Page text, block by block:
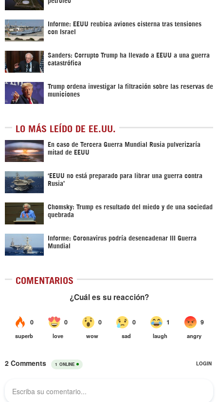
Informe: EEUU reubica aviones cisterna tras tensiones
con Israel
Sanders: Corrupto Trump ha llevado a EEUU a una guerra
catastrófica
Trump ordena investigar la filtración sobre las reservas de
municiones
LO MÁS LEÍDO DE EE.UU.
En caso de Tercera Guerra Mundial Rusia pulverizaría
mitad de EEUU
‘EEUU no está preparado para librar una guerra contra
Rusia’
Chomsky: Trump es resultado del miedo y de una sociedad
quebrada
Informe: Coronavirus podría desencadenar III Guerra
Mundial
COMENTARIOS